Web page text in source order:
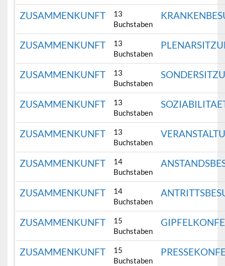
ZUSAMMENKUNFT
13
Buchstaben
ZUSAMMENKUNFT
13
Buchstaben
ZUSAMMENKUNFT
13
Buchstaben
ZUSAMMENKUNFT
13
Buchstaben
ZUSAMMENKUNFT
13
Buchstaben
ZUSAMMENKUNFT
14
Buchstaben
ZUSAMMENKUNFT
14
Buchstaben
ZUSAMMENKUNFT
15
Buchstaben
ZUSAMMENKUNFT
15
Buchstaben